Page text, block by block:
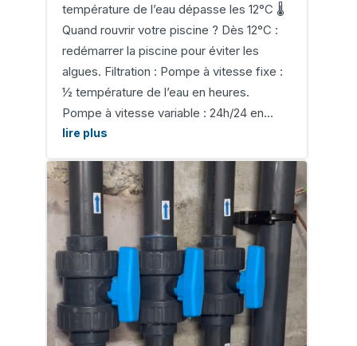
température de l’eau dépasse les 12°C 🌡️
Quand rouvrir votre piscine ? Dès 12°C :
redémarrer la piscine pour éviter les
algues. Filtration : Pompe à vitesse fixe :
½ température de l’eau en heures.
Pompe à vitesse variable : 24h/24 en...
lire plus